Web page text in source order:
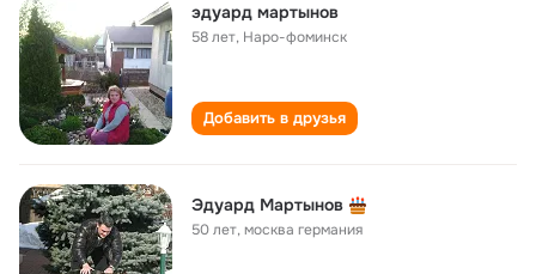
эдуард мартынов
58 лет, Наро-фоминск
Добавить в друзья
Эдуард Мартынов
50 лет,москва германия